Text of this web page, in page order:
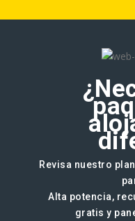
Revisa nuestro
Alta potencia,
gratis y